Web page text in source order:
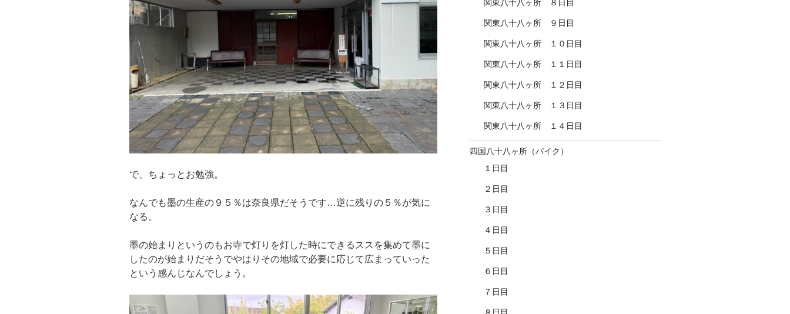
で、ちょっとお勉強。
なんでも墨の生産の９５％は奈良県だそうです…逆に残りの５％が気に
なる。
墨の始まりというのもお寺で灯りを灯した時にできるススを集めて墨に
したのが始まりだそうでやはりその地域で必要に応じて広まっていった
という感んじなんでしょう。
関東八十八ヶ所 ８日目
関東八十八ヶ所 ９日目
関東八十八ヶ所 １０日目
関東八十八ヶ所 １１日目
関東八十八ヶ所 １２日目
関東八十八ヶ所 １３日目
関東八十八ヶ所 １４日目
四国八十八ヶ所（バイク）
１日目
２日目
３日目
４日目
５日目
６日目
７日目
８日目